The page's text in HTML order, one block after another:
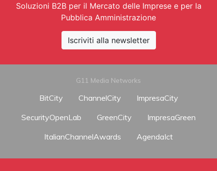
Soluzioni B2B per il Mercato delle Imprese e per la
Pubblica Amministrazione
Iscriviti alla newsletter
G11 Media Networks
BitCity ChannelCity
ImpresaCity
SecurityOpenLab
GreenCity
ImpresaGreen
ItalianChannelAwards
AgendaIct